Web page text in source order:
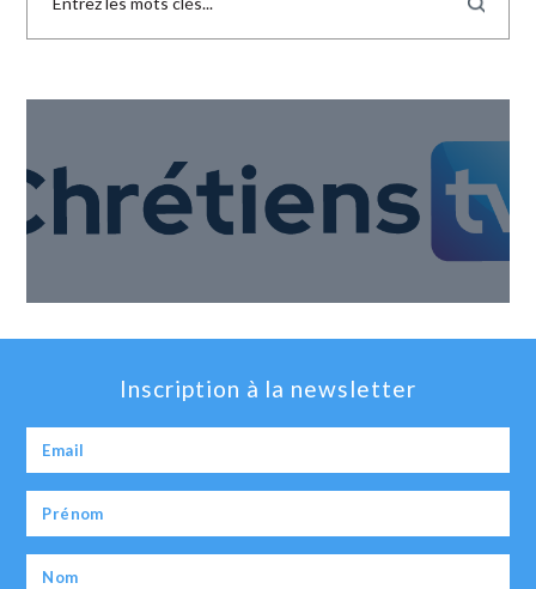
Inscription à la newsletter